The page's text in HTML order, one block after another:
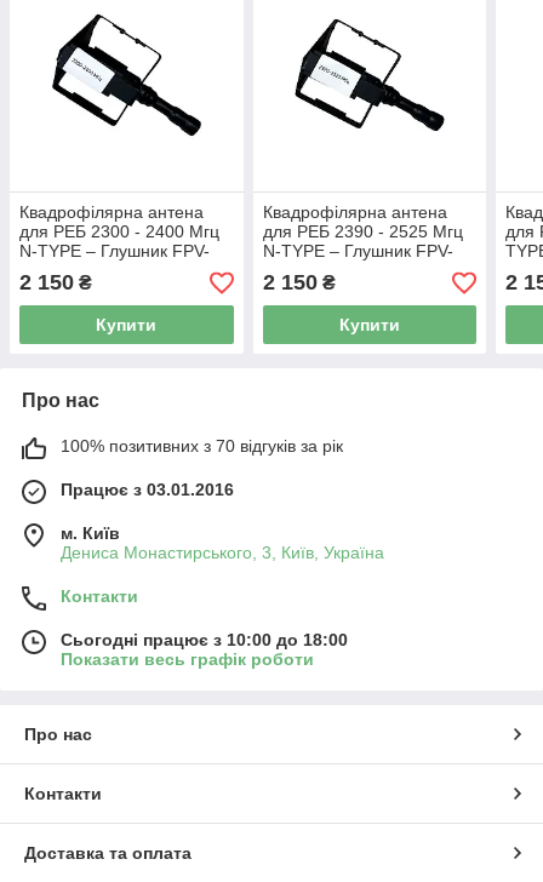
Квадрофілярна антена
для РЕБ 2300 - 2400 Мгц
N-TYPE – Глушник FPV-
дронів, Антена для
блокування БПЛА
2 150 ₴
Купити
Квадрофілярна антена
для РЕБ 2390 - 2525 Мгц
N-TYPE – Глушник FPV-
дронів, Антена для
блокування БПЛА
2 150₴
Купити
для
2
Про нас
100% позитивних з 70 відгуків за рік
Працює з 03.01.2016
м. Київ
Дениса Монастирського, 3, Київ, Україна
Контакти
Сьогодні працює з 10:00 до 18:00
Показати весь графік роботи
Про нас
Контакти
Доставка та оплата